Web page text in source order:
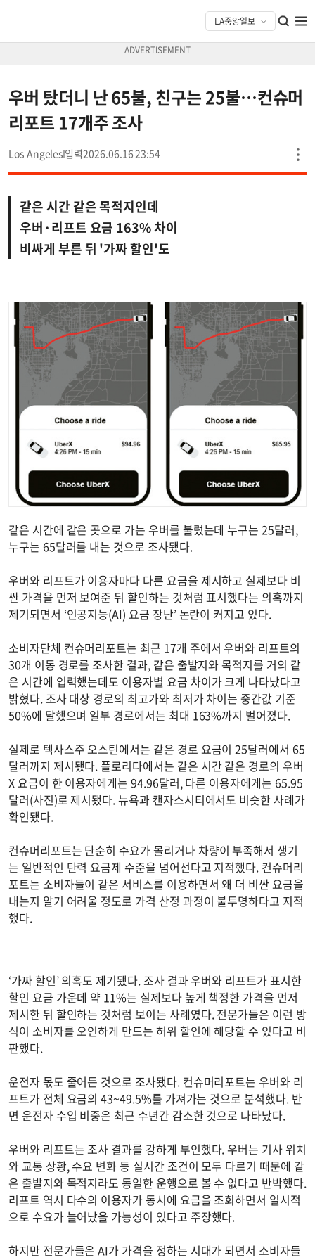
우버 탔더니 난 65불, 친구는 25불…컨슈머
리포트 17개주 조사
Los Angeles 2026.06.16 23:54
같은 시간 같은 목적지인데
우버·리프트 요금 163% 차이
비싸게 부른 뒤 '가짜 할인'도
같은 시간에 같은 곳으로 가는 우버를 불렀는데 누구는 25달러,
누구는 65달러를 내는 것으로 조사됐다.
우버와 리프트가 이용자마다 다른 요금을 제시하고 실제보다 비
싼 가격을 먼저 보여준 뒤 할인하는 것처럼 표시했다는 의혹까지
제기되면서 ‘인공지능(AI) 요금 장난’ 논란이 커지고 있다.
소비자단체 컨슈머리포트는 최근 17개 주에서 우버와 리프트의
30개 이동 경로를 조사한 결과, 같은 출발지와 목적지를 거의 같
은 시간에 입력했는데도 이용자별 요금 차이가 크게 나타났다고
밝혔다. 조사 대상 경로의 최고가와 최저가 차이는 중간값 기준
50%에 달했으며 일부 경로에서는 최대 163%까지 벌어졌다.
실제로 텍사스주 오스틴에서는 같은 경로 요금이 25달러에서 65
달러까지 제시됐다. 플로리다에서는 같은 시간 같은 경로의 우버
X 요금이 한 이용자에게는 94.96달러, 다른 이용자에게는 65.95
달러(사진)로 제시됐다. 뉴욕과 캔자스시티에서도 비슷한 사례가
확인됐다.
컨슈머리포트는 단순히 수요가 몰리거나 차량이 부족해서 생기
는 일반적인 탄력 요금제 수준을 넘어선다고 지적했다. 컨슈머리
포트는 소비자들이 같은 서비스를 이용하면서 왜 더 비싼 요금을
내는지 알기 어려울 정도로 가격 산정 과정이 불투명하다고 지적
했다.
‘가짜 할인’ 의혹도 제기됐다. 조사 결과 우버와 리프트가 표시한
할인 요금 가운데 약 11%는 실제보다 높게 책정한 가격을 먼저
제시한 뒤 할인하는 것처럼 보이는 사례였다. 전문가들은 이런 방
식이 소비자를 오인하게 만드는 허위 할인에 해당할 수 있다고 비
판했다.
운전자 몫도 줄어든 것으로 조사됐다. 컨슈머리포트는 우버와 리
프트가 전체 요금의 43~49.5%를 가져가는 것으로 분석했다. 반
면 운전자 수입 비중은 최근 수년간 감소한 것으로 나타났다.
우버와 리프트는 조사 결과를 강하게 부인했다. 우버는 기사 위치
와 교통 상황, 수요 변화 등 실시간 조건이 모두 다르기 때문에 같
은 출발지와 목적지라도 동일한 운행으로 볼 수 없다고 반박했다.
리프트 역시 다수의 이용자가 동시에 요금을 조회하면서 일시적
으로 수요가 늘어났을 가능성이 있다고 주장했다.
하지만 전문가들은 AI가 가격을 정하는 시대가 되면서 소비자들